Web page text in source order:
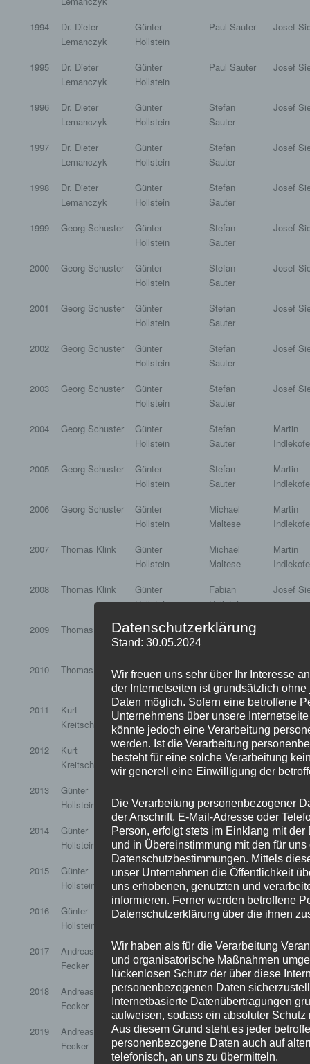
1994
Dr. Dieter
Lemanczyk
Günter
Hollstein
Paul Sauter Josef
1995
Dr. Dieter
Lemanczyk
Günter
Hollstein
Paul Sauter Josef
1996
Dr. Dieter
Lemanczyk
Günter
Hollstein
Stefan
Sauter
Josef
1997
Dr. Dieter
Lemanczyk
Günter
Hollstein
Stefan
Sauter
Josef
1998
Dr. Dieter
Lemanczyk
Günter
Hollstein
Stefan
Sauter
Josef
1999 Georg Schuster
Günter
Hollstein
Stefan
Sauter
Josef
2000 Georg Schuster
Günter
Hollstein
Stefan
Sauter
Josef
2001 Georg Schuster
Günter
Hollstein
Stefan
Sauter
Josef
2002 Georg Schuster
Günter
Hollstein
Stefan
Sauter
Josef
2003 Georg Schuster
Günter
Hollstein
Stefan
Sauter
Josef
2004 Georg Schuster
Günter
Hollstein
Stefan
Sauter
Martin
2005
Georg Schuster
Günter
Hollstein
Stefan
Sauter
Martin
2006
Georg Schuster
Günter
Hollstein
Michael
Maltese
Martin
2007
Thomas Klink
Günter
Hollstein
Michael
Maltese
Martin
2008
Thomas Klink
Günter
Hollstein
Fabian
Hollstein
Josef
2009 Thomas Klink
Günter
Hollstein
Fabian
2010 Thomas Klink
Günter
Hollstein
Fabian
Hollstein
Josef
2011
Kurt
Kreitschmann
Günter
Hollstein
Fabian
Hollstein
Josef
2012
Kurt
Kreitschmann
Günter
Hollstein
Markus
Hollstein
Yvonne
2013
Günter
Hollstein
Wagner
Hollstein
2014
Günter
Hollstein
Katharina
Wagner
Markus
Hollstein
Yvonne
2015
Günter
Hollstein
Katharina
Wagner
Markus
Hollstein
Yvonne
2016
Günter
Hollstein
Katharina
Patrick Bach Yvonne
2017
Andreas
Fecker
Katharina
Wagner
Patrick Bach Yvonne
2018
Andreas
Fecker
Katharina
Wagner
Patrick Bach Yvonne
2019
Andreas
Fecker
Katharina
Wagner
Patrick Bach Yvonne
Datenschutzerklärung
Stand: 30.05.2024
Wir freuen uns sehr über Ihr Interesse
der Internetseiten ist grundsätzlich
Daten möglich. Sofern eine betroffene
Unternehmens über unsere
könnte jedoch eine Verarbeitung
werden. Ist die Verarbeitung
besteht für eine solche Verarbeitung
wir generell eine Einwilligung der
Die Verarbeitung personenbezogener
der Anschrift, E-Mail-Adresse oder
Person, erfolgt stets im Einklang mit
und in Übereinstimmung mit den für
Datenschutzbestimmungen. Mittels
unser Unternehmen die Öffentlichkeit
uns erhobenen, genutzten und
informieren. Ferner werden betroffene
Datenschutzerklärung über die ihnen
Wir haben als für die Verarbeitung
und organisatorische Maßnahmen
lückenlosen Schutz der über diese
personenbezogenen Daten
Internetbasierte Datenübertragungen
aufweisen, sodass ein absoluter
Aus diesem Grund steht es jeder
personenbezogene Daten auch auf
telefonisch, an uns zu übermitteln.